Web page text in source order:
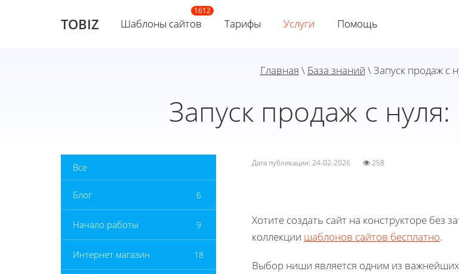
TOBIZ Шаблоны сайтов Тарифы Услуги Помощь
Главная \ База знаний \ Запуск продаж с
Запуск продаж с
Все
Блог 6
Начало работы 9
Интернет магазин 18
Дата публикации: 24-02-2026 258
Хотите создать сайт на конструкторе без
коллекции шаблонов сайтов бесплатно.
Выбор ниши является одним из важнейших